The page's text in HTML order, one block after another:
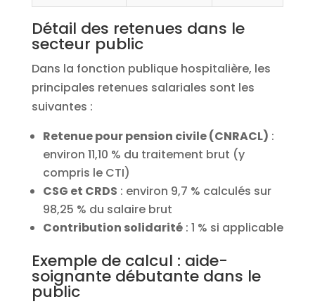
Détail des retenues dans le
secteur public
Dans la fonction publique hospitalière, les
principales retenues salariales sont les
suivantes :
Retenue pour pension civile (CNRACL) :
environ 11,10 % du traitement brut (y
compris le CTI)
CSG et CRDS : environ 9,7 % calculés sur
98,25 % du salaire brut
Contribution solidarité: 1 % si applicable
Exemple de calcul : aide-
soignante débutante dans le
public